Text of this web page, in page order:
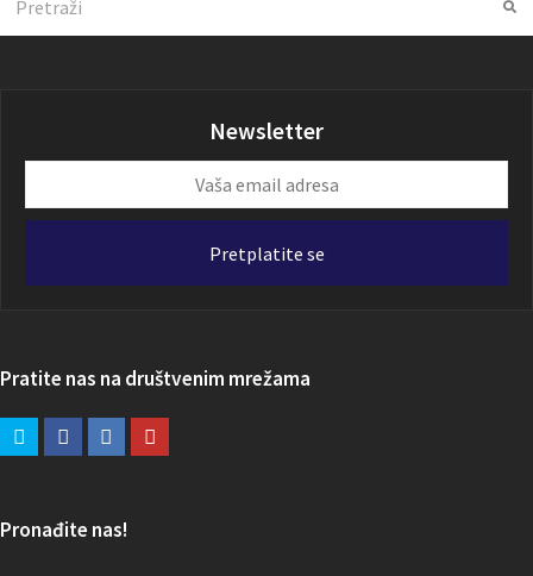
Newsletter
email
Pretplatite se
Pratite nas na društvenim mrežama
Pronađite nas!